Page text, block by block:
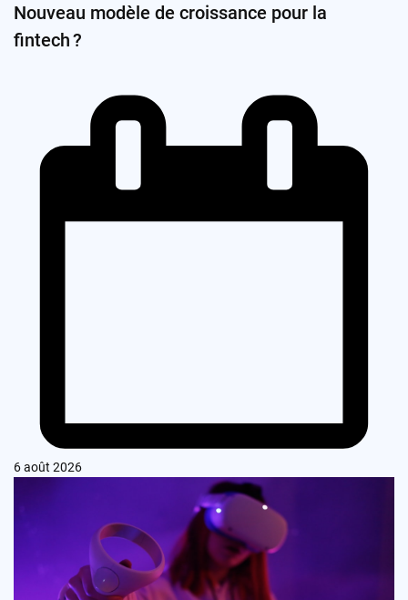
Nouveau modèle de croissance pour la
fintech ?
6 août 2026